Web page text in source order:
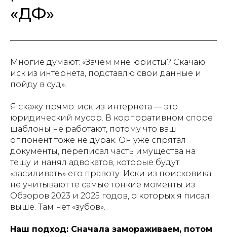
«ДФ»
Многие думают: «Зачем мне юристы? Скачаю
иск из интернета, подставлю свои данные и
пойду в суд».
Я скажу прямо: иск из интернета — это
юридический мусор. В корпоративном споре
шаблоны не работают, потому что ваш
оппонент тоже не дурак. Он уже спрятал
документы, переписал часть имущества на
тещу и нанял адвокатов, которые будут
«засиливать» его правоту. Иски из поисковика
не учитывают те самые тонкие моменты из
Обзоров 2023 и 2025 годов, о которых я писал
выше. Там нет «зубов».
Наш подход: Сначала замораживаем, потом